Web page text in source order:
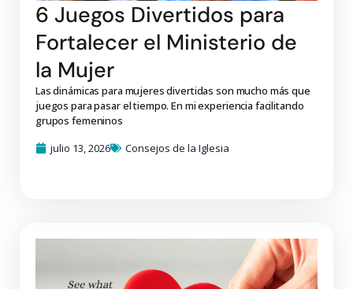
6 Juegos Divertidos para
Fortalecer el Ministerio de
la Mujer
Las dinámicas para mujeres divertidas son mucho más que
juegos para pasar el tiempo. En mi experiencia facilitando
grupos femeninos
julio 13, 2026
Consejos de la Iglesia